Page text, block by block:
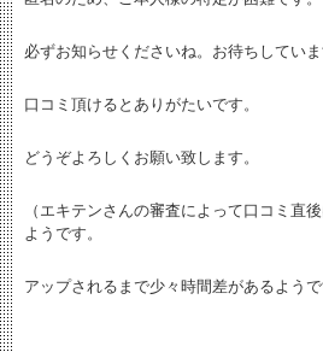
必ずお知らせくださいね。お待ちしていま
口コミ頂けるとありがたいです。
どうぞよろしくお願い致します。
（エキテンさんの審査によって口コミ直
ようです。
アップされるまで少々時間差があるよう